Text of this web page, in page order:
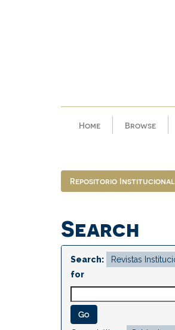
Home Browse
Repositorio
Search
Search:
for